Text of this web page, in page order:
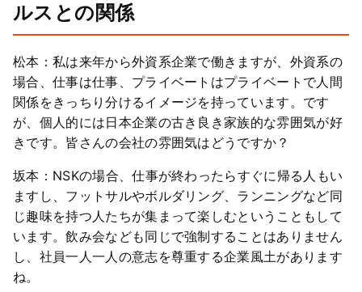
ルスとの関係
松本：私は来年から外資系企業で働きますが、外資系の
場合、仕事は仕事、プライベートはプライベートで人間
関係をきっちり分けるイメージを持っています。です
が、個人的には日本企業の古き良き家族的な雰囲気が好
きです。皆さんの会社の雰囲気はどうですか？
坂本：NSKの場合、仕事が終わったらすぐに帰る人もい
ますし、フットサルやボルダリング、ランニングなど同
じ趣味を持つ人たちが集まって楽しむということもして
います。飲み会なども同じで強制することはありません
し、社員一人一人の意志を尊重する企業風土があります
ね。